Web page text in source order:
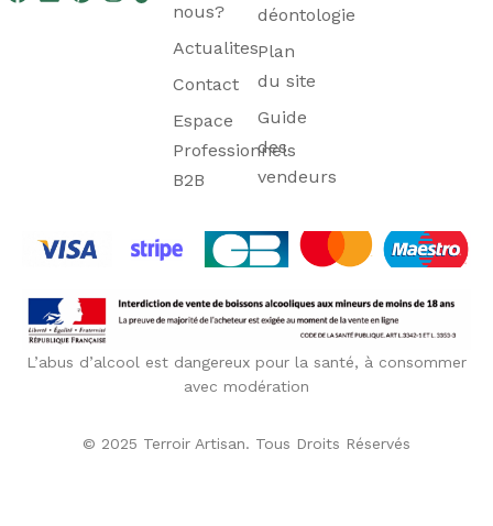
nous?
Actualites
Contact
Espace
Professionnels
B2B
déontologie
Plan
du site
Guide
des
vendeurs
L’abus d’alcool est dangereux pour la santé, à consommer
avec modération
© 2025 Terroir Artisan. Tous Droits Réservés